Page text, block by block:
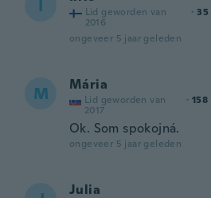
I
Lid geworden van
2016
· 35
ongeveer 5 jaar geleden
M Mária
Lid geworden van
2017
· 158
Ok. Som spokojná.
ongeveer 5 jaar geleden
Julia